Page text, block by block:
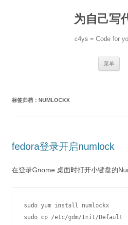
为自己写
c4ys = Code for
菜单
标签归档： NUMLOCKX
fedora登录开启numlock
在登录Gnome 桌面时打开小键盘的
sudo yum install numlockx
sudo cp /etc/gdm/Init/Default